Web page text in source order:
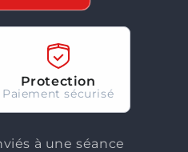
Protection
Paiement sécurisé
à une séance